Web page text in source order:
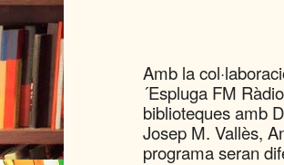
Amb la
´Espluga FM
biblioteques amb
Josep M. Vallès,
programa seran